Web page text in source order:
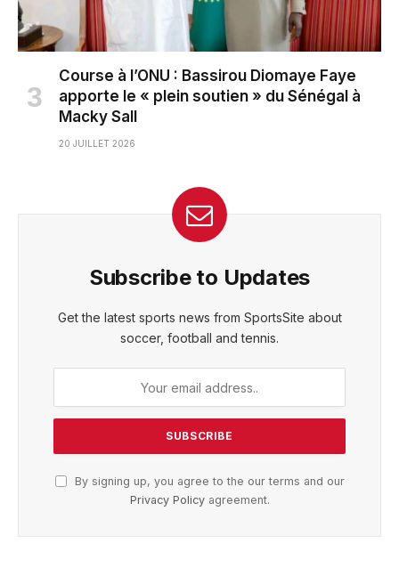
Course à l’ONU : Bassirou Diomaye Faye
apporte le « plein soutien » du Sénégal à
Macky Sall
20 JUILLET 2026
Subscribe to Updates
Get the latest sports news from SportsSite about
soccer, football and tennis.
By signing up, you agree to the our terms and our
Privacy Policyagreement.